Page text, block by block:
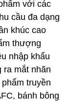
với các
cầu đa dạng
khúc cao
thượng
nhập khẩu
ra mắt nhãn
truyền
bánh bông